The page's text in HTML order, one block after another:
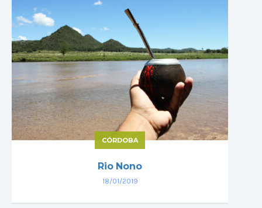
CÓRDOBA
Rio Nono
18/01/2019